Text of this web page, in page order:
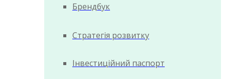
Брендбук
Стратегія розвитку
Інвестиційний паспорт